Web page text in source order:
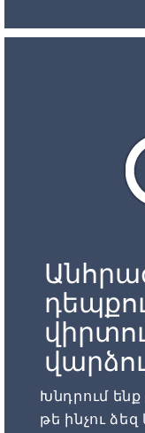
Խնդրում
թե ինչու